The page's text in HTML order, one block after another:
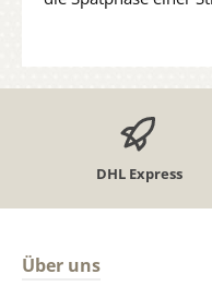
DHL Express
Über uns